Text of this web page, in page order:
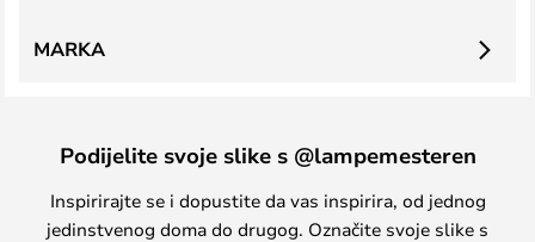
MARKA
Podijelite svoje slike s @lampemesteren
Inspirirajte se i dopustite da vas inspirira, od jednog
jedinstvenog doma do drugog. Označite svoje slike s